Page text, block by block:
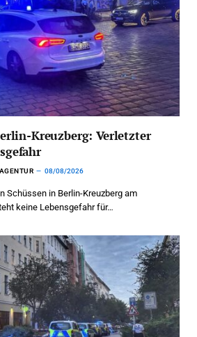
Kreuzberg: Verletzter
08/08/2026
Schüssen in Berlin-Kreuzberg am
keine Lebensgefahr für…